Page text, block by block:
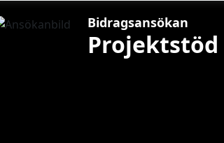
Bidragsansökan
Projektstöd